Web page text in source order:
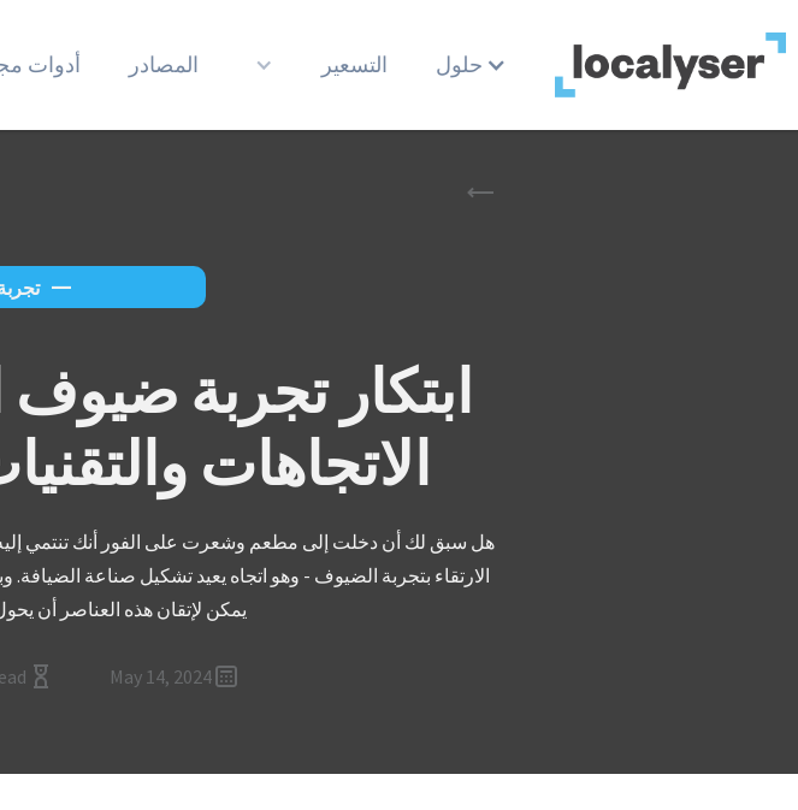
حلول التسعير المصادر أدوات
—
ابتكار تجربة
الاتجاهات
هل سبق لك أن دخلت إلى مطعم وشعرت على الفور أنك تنتمي
الارتقاء بتجربة الضيوف - وهو اتجاه يعيد تشكيل صناعة
يمكن لإتقان هذه العناصر أن
May 14, 2024